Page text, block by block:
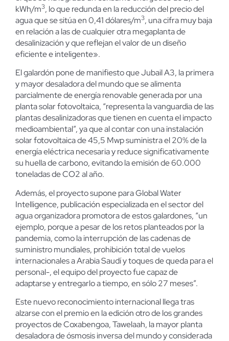
kWh/m3, lo que redunda en la reducción del precio del
agua que se sitúa en 0,41 dólares/m3, una cifra muy baja
en relación a las de cualquier otra megaplanta de
desalinización y que reflejan el valor de un diseño
eficiente e inteligente».
El galardón pone de manifiesto que Jubail A3, la primera
y mayor desaladora del mundo que se alimenta
parcialmente de energía renovable generada por una
planta solar fotovoltaica, “representa la vanguardia de las
plantas desalinizadoras que tienen en cuenta el impacto
medioambiental”, ya que al contar con una instalación
solar fotovoltaica de 45,5 Mwp suministra el 20% de la
energía eléctrica necesaria y reduce significativamente
su huella de carbono, evitando la emisión de 60.000
toneladas de CO2 al año.
Además, el proyecto supone para Global Water
Intelligence, publicación especializada en el sector del
agua organizadora promotora de estos galardones, “un
ejemplo, porque a pesar de los retos planteados por la
pandemia, como la interrupción de las cadenas de
suministro mundiales, prohibición total de vuelos
internacionales a Arabia Saudí y toques de queda para el
personal-, el equipo del proyecto fue capaz de
adaptarse y entregarlo a tiempo, en sólo 27 meses”.
Este nuevo reconocimiento internacional llega tras
alzarse con el premio en la edición otro de los grandes
proyectos de Coxabengoa, Tawelaah, la mayor planta
desaladora de ósmosis inversa del mundo y considerada